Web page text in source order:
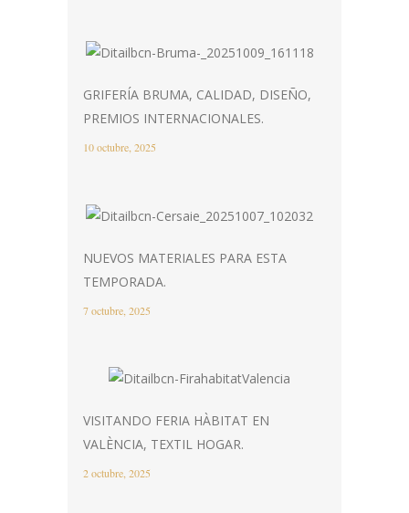
GRIFERÍA BRUMA, CALIDAD, DISEÑO,
PREMIOS INTERNACIONALES.
10 octubre, 2025
NUEVOS MATERIALES PARA ESTA
TEMPORADA.
7 octubre, 2025
VISITANDO FERIA HÀBITAT EN
VALÈNCIA, TEXTIL HOGAR.
2 octubre, 2025